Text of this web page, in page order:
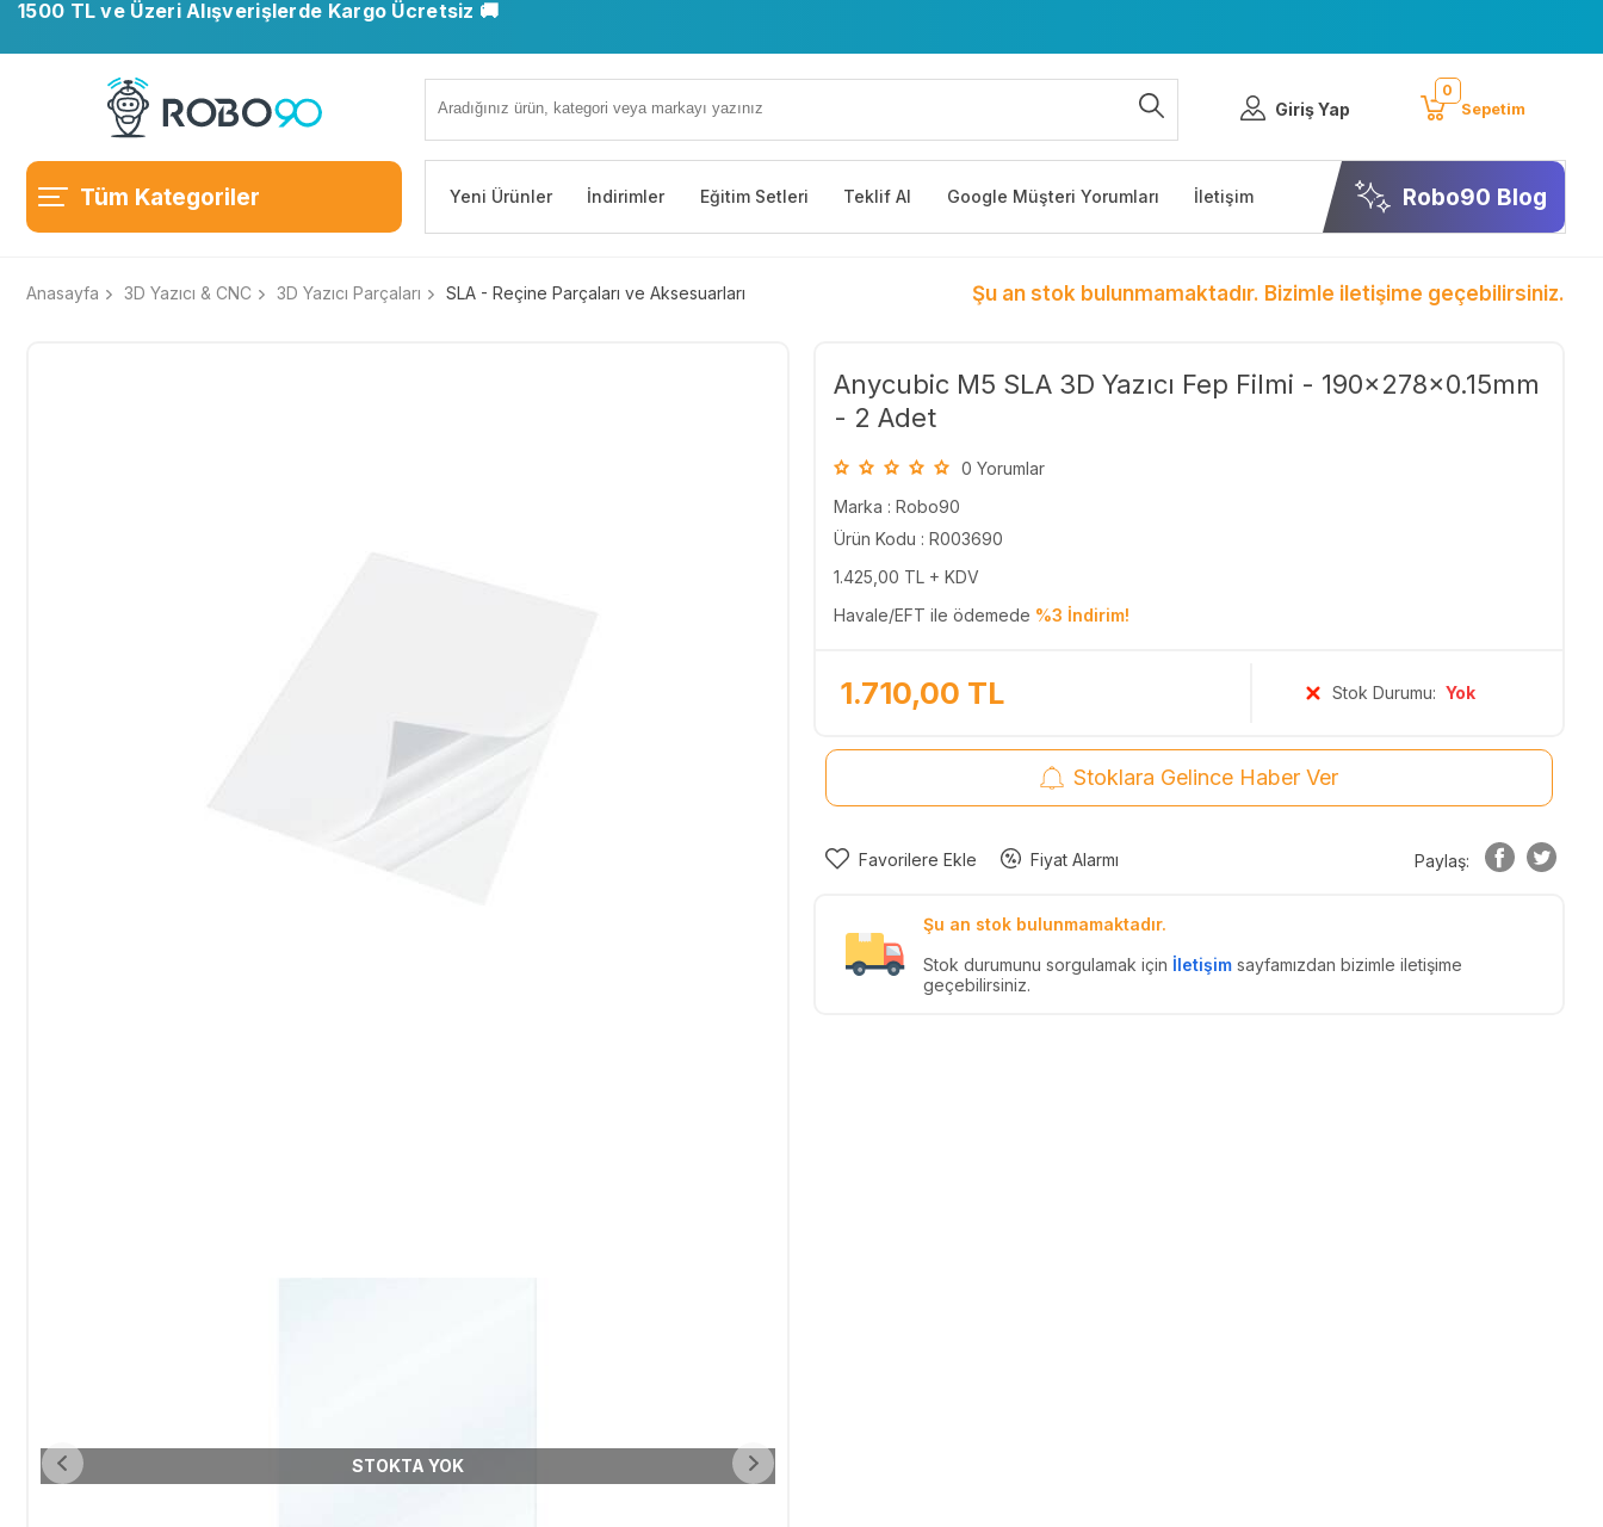
1500 TL ve Üzeri Alışverişlerde Kargo Ücretsiz 🚚
Giriş Yap
0
Sepetim
Tüm Kategoriler Yeni Ürünler İndirimler Eğitim Setleri Teklif Al Google Müşteri Yorumları İletişim Robo90 Blog
Anasayfa 3D Yazıcı & CNC 3D Yazıcı Parçaları SLA - Reçine Parçaları ve Aksesuarları Şu an stok bulunmamaktadır. Bizimle iletişime geçebilirsiniz.
STOKTA YOK
Anycubic M5 SLA 3D Yazıcı Fep Filmi - 190x278x0.15mm
- 2 Adet
0 Yorumlar
Marka : Robo90
Ürün Kodu : R003690
1.425,00 TL + KDV
Havale/EFT ile ödemede %3 İndirim!
1.710,00 TL Stok Durumu: Yok
Stoklara Gelince Haber Ver
Favorilere Ekle Fiyat Alarmı Paylaş:
Şu an stok bulunmamaktadır.
Stok durumunu sorgulamak için İletişim sayfamızdan bizimle iletişime
geçebilirsiniz.